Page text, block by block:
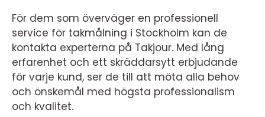
För dem som överväger en professionell
service för takmålning i Stockholm kan de
kontakta experterna på Takjour. Med lång
erfarenhet och ett skräddarsytt erbjudande
för varje kund, ser de till att möta alla behov
och önskemål med högsta professionalism
och kvalitet.